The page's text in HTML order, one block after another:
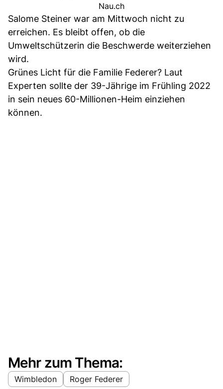
Nau.ch
Salome Steiner war am Mittwoch nicht zu
erreichen. Es bleibt offen, ob die
Umweltschützerin die Beschwerde weiterziehen
wird.
Grünes Licht für die Familie Federer? Laut
Experten sollte der 39-Jährige im Frühling 2022
in sein neues 60-Millionen-Heim einziehen
können.
Mehr zum Thema:
Wimbledon Roger Federer